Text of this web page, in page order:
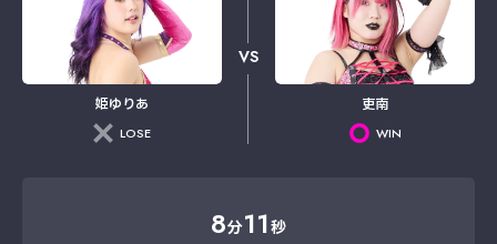
姫ゆりあ
LOSE
VS
吏南
WIN
8分11秒